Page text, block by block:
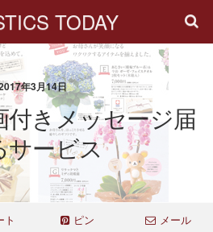
TODAY
年3月14日
付きメッセージ届
サービス
ト ピン メール